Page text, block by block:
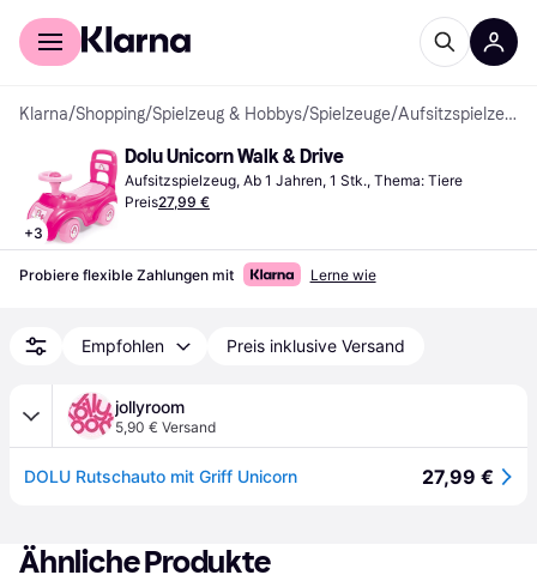
Für Shopper
Klarna/Shopping/Spielzeug & Hobbys/Spielzeuge/ Aufsitzspielzeuge
+3
Dolu Unicorn Walk & Drive
Aufsitzspielzeug, Ab 1 Jahren, 1 Stk., Thema: Tiere
Preis27,99 €
Probiere flexible Zahlungen mit Lerne wie
Empfohlen Preis inklusive Versand
jollyroom
5,90 € Versand
DOLU Rutschauto mit Griff Unicorn 27,99 €
Ähnliche Produkte